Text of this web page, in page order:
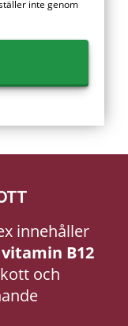
inte genom
innehåller
vitamin B12
och